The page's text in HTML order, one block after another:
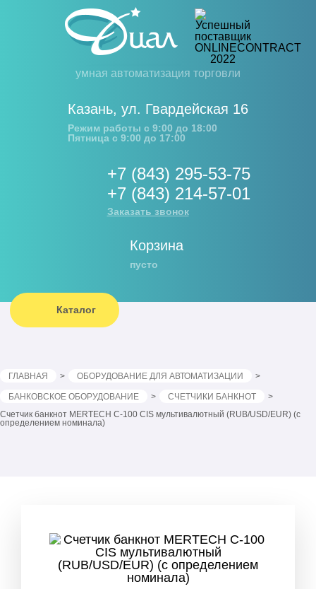
умная автоматизация торговли
Казань, ул. Гвардейская 16
Режим работы с 9:00 до 18:00
Пятница с 9:00 до 17:00
+7 (843) 295-53-75
+7 (843) 214-57-01
Заказать звонок
Корзина
пусто
Каталог
ГЛАВНАЯ ОБОРУДОВАНИЕ ДЛЯ АВТОМАТИЗАЦИИ
БАНКОВСКОЕ ОБОРУДОВАНИЕ
СЧЕТЧИКИ БАНКНОТ
Счетчик банкнот MERTECH C-100 CIS мультивалютный (RUB/USD/EUR) (с
определением номинала)